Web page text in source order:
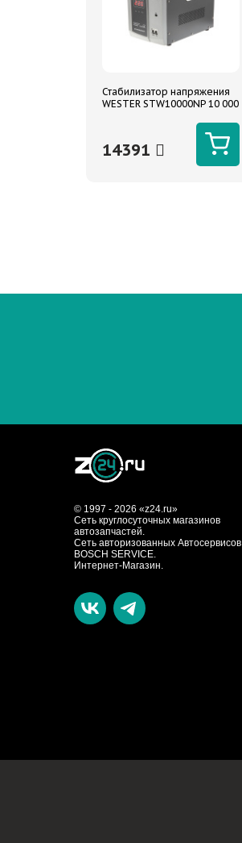
Стабилизатор напряжения
WESTER STW10000NP 10 000
14391
© 1997 - 2026 «z24.ru»
Cеть круглосуточных магазинов
автозапчастей.
Сеть авторизованных Автосервисов
BOSCH SERVICE.
Интернет-Магазин.